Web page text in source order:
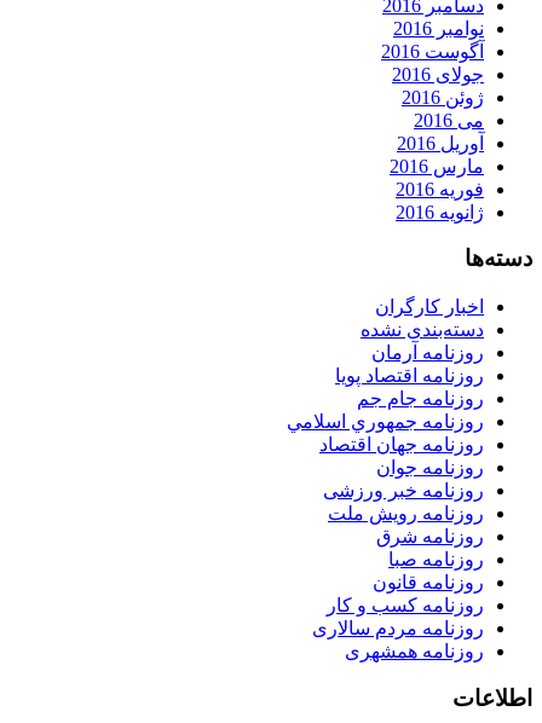
دسامبر 2016
نوامبر 2016
آگوست 2016
جولای 2016
ژوئن 2016
می 2016
آوریل 2016
مارس 2016
فوریه 2016
ژانویه 2016
دسته‌ها
اخبار کارگران
دسته‌بندی نشده
روزنامه آرمان
روزنامه اقتصاد پویا
روزنامه جام جم
روزنامه جمهوري اسلامي
روزنامه جهان اقتصاد
روزنامه جوان
روزنامه خبر ورزشى
روزنامه رویش ملت
روزنامه شرق
روزنامه صبا
روزنامه قانون
روزنامه كسب و كار
روزنامه مردم سالاری
روزنامه همشهری
اطلاعات